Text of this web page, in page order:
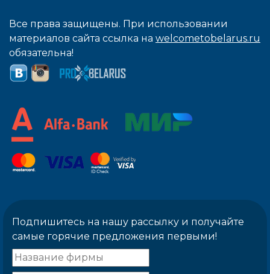
Все права защищены. При использовании
материалов сайта ссылка на welcometobelarus.ru
обязательна!
Подпишитесь на нашу рассылку и получайте
самые горячие предложения первыми!